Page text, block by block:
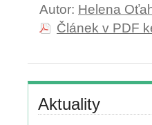
Autor: Helena
Článek v PDF
Aktuality